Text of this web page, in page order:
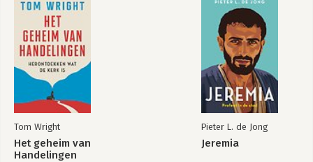
Tom Wright
Het geheim van
Handelingen
Pieter L. de Jong
Jeremia